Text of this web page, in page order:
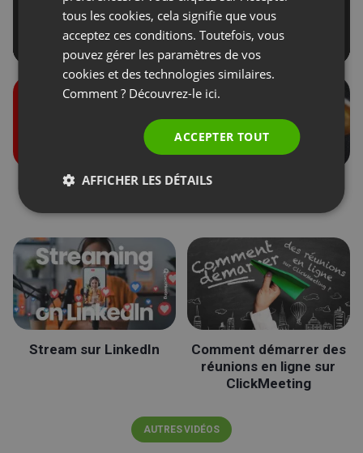
Rôles lors des
Dons des participants
Stream sur LinkedIn
Comment démarrer des
réunions en ligne sur
ClickMeeting
AUTRES VIDÉOS
SPANISH
PORTUGUESE
tous les cookies, cela signifie que vous
acceptez ces conditions. Toutefois, vous
pouvez gérer les paramètres de vos
cookies et des technologies similaires.
Comment ? Découvrez-le ici.
ACCEPTER TOUT
AFFICHER LES DÉTAILS